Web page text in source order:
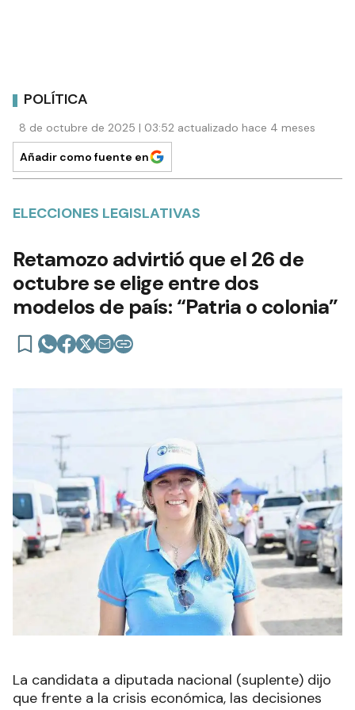
POLÍTICA
8 de octubre de 2025 | 03:52 actualizado hace 4 meses
Añadir como fuente en
ELECCIONES LEGISLATIVAS
Retamozo advirtió que el 26 de
octubre se elige entre dos
modelos de país: “Patria o colonia”
La candidata a diputada nacional (suplente) dijo
que frente a la crisis económica, las decisiones